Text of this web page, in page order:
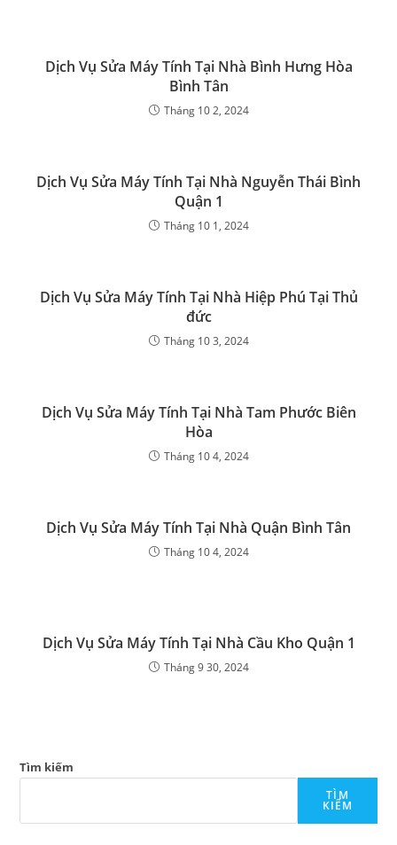
Dịch Vụ Sửa Máy Tính Tại Nhà Bình Hưng Hòa
Bình Tân
Tháng 10 2, 2024
Dịch Vụ Sửa Máy Tính Tại Nhà Nguyễn Thái Bình
Quận 1
Tháng 10 1, 2024
Dịch Vụ Sửa Máy Tính Tại Nhà Hiệp Phú Tại Thủ
đức
Tháng 10 3, 2024
Dịch Vụ Sửa Máy Tính Tại Nhà Tam Phước Biên
Hòa
Tháng 10 4, 2024
Dịch Vụ Sửa Máy Tính Tại Nhà Quận Bình Tân
Tháng 10 4, 2024
Dịch Vụ Sửa Máy Tính Tại Nhà Cầu Kho Quận 1
Tháng 9 30, 2024
Tìm kiếm
TÌM
KIẾM